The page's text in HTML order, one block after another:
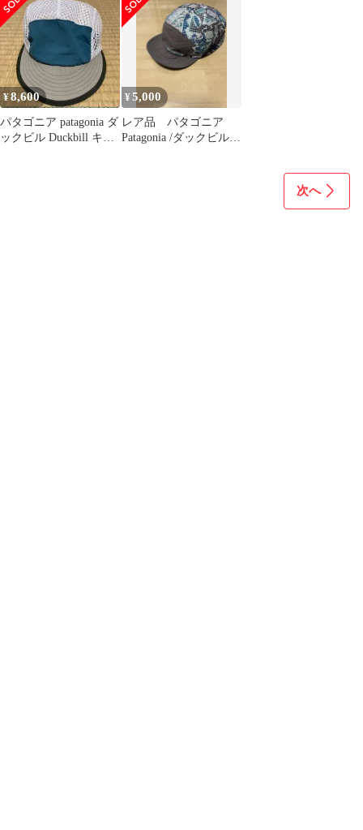
¥8,600
パタゴニア patagonia ダ
ックビル Duckbill キャ
¥5,000
レア品 パタゴニア
Patagonia /ダックビル
次へ